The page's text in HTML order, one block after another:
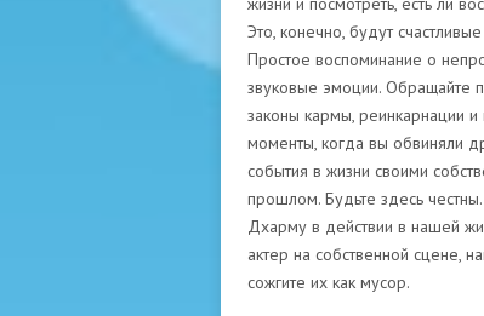
Это, конечно, будут
Простое воспоминание о
звуковые эмоции. Обращайте
законы кармы, реинкарнации и
моменты, когда вы обвиняли
события в жизни своими
прошлом. Будьте здесь
Дхарму в действии в нашей
актер на собственной сцене,
сожгите их как мусор.